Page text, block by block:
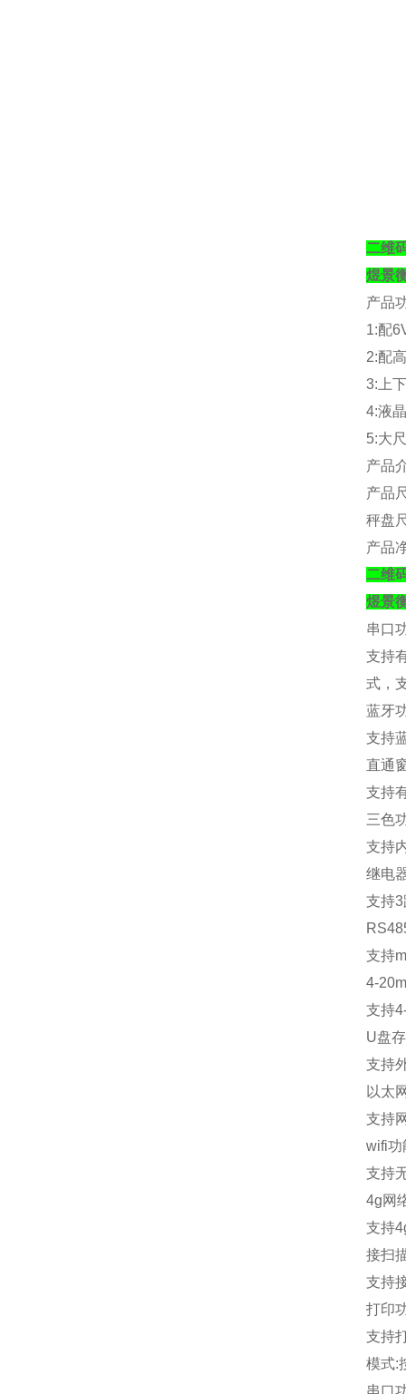
二维
煜景
产品
1:配
2:配
3: 上
4:液
5:大
产品
产品
秤盘
产品
二维
煜景
串口
支持
式，
蓝牙
支持
直通
支持
三色
支持
继电
支持3
支持
4-
支持
U盘
支持
以太
支持
wifi功
支持
4g网
支持
接扫
支持
打印
支持
模式:
串口